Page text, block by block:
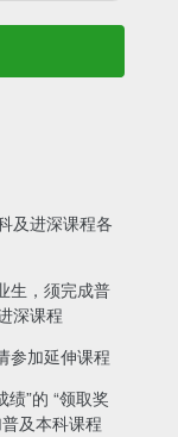
及进深课程各
生，须完成普
深课程
参加延伸课程
”的 “领取奖
及本科课程